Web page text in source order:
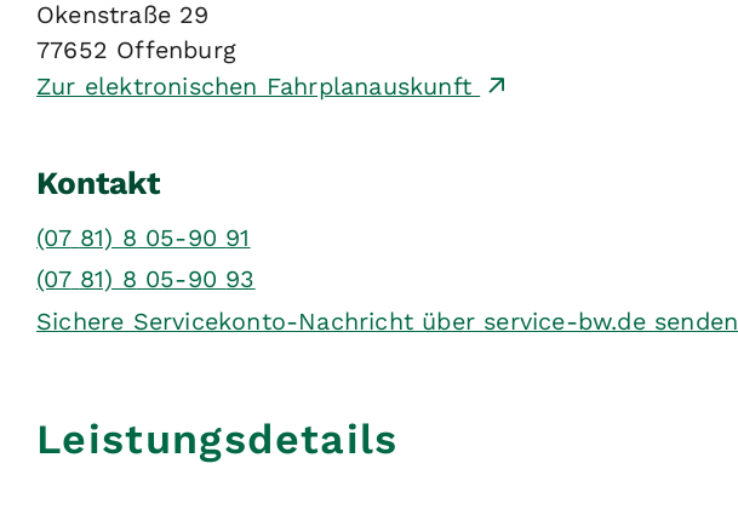
Okenstraße 29
77652 Offenburg
Zur elektronischen Fahrplanauskunft
Kontakt
(07 81) 8 05-90 91
(07 81) 8 05-90 93
Sichere Servicekonto-Nachricht über service-bw.de senden
Leistungsdetails